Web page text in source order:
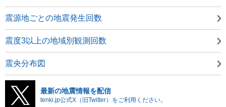
震源地ごとの地震発生回数
震度3以上の地域別観測回数
震央分布図
最新の地震情報を配信
tenki.jp公式X（旧Twitter）をご利用ください。